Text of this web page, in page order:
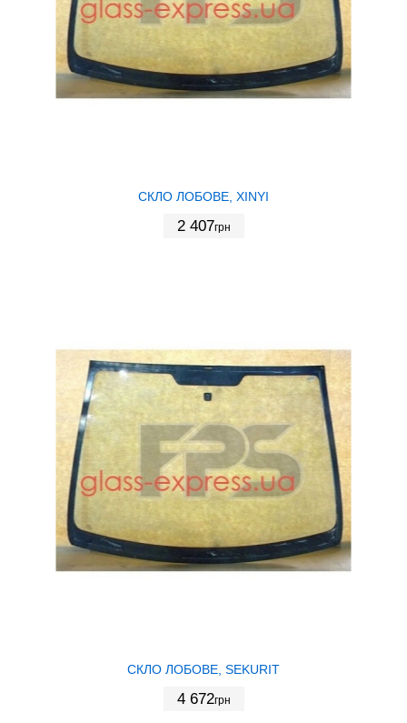
СКЛО ЛОБОВЕ, XINYI
2 407грн
СКЛО ЛОБОВЕ, SEKURIT
4 672грн